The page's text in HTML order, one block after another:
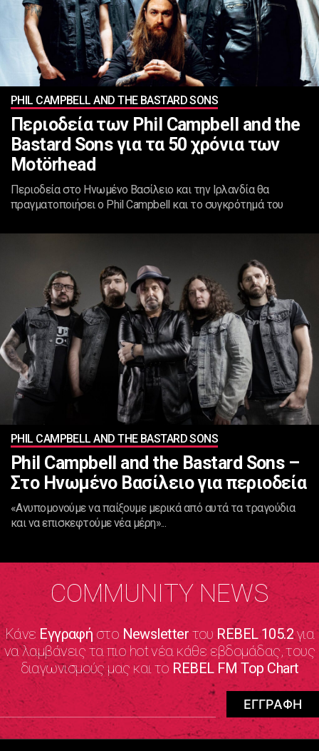
PHIL CAMPBELL AND THE BASTARD SONS
Περιοδεία των Phil Campbell and the
Bastard Sons για τα 50 χρόνια των
Motörhead
Περιοδεία στο Ηνωμένο Βασίλειο και την Ιρλανδία θα
πραγματοποιήσει ο Phil Campbell και το συγκρότημά του
PHIL CAMPBELL AND THE BASTARD SONS
Phil Campbell and the Bastard Sons –
Στο Ηνωμένο Βασίλειο για περιοδεία
«Ανυπομονούμε να παίξουμε μερικά από αυτά τα τραγούδια
και να επισκεφτούμε νέα μέρη»...
COMMUNITY NEWS
Κάνε Εγγραφήστο NewsletterτουREBEL 105.2για
να λαμβάνεις τα πιο hot νέα κάθε εβδομάδας, τους
διαγωνισμούς μας και το REBEL FM Top Chart